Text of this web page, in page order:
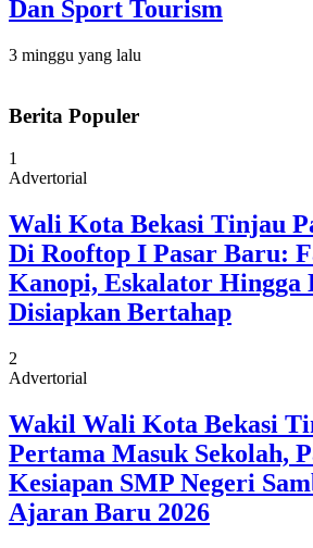
Dan Sport Tourism
3 minggu yang lalu
Berita Populer
1
Advertorial
Wali Kota Bekasi Tinjau
Di Rooftop I Pasar Baru:
Kanopi, Eskalator Hingga
Disiapkan Bertahap
2
Advertorial
Wakil Wali Kota Bekasi
Pertama Masuk Sekolah,
Kesiapan SMP Negeri
Ajaran Baru 2026